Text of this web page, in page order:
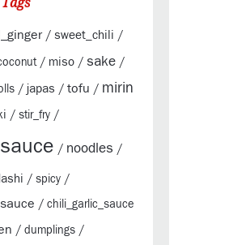
/ sweet_chili /
/ miso / sake /
/ japas / tofu / mirin
/ stir_fry /
/ noodles /
/ spicy /
/ chili_garlic_sauce
/ dumplings /